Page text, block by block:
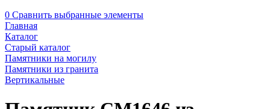
0 Сравнить выбранные элементы
Главная
Каталог
Старый каталог
Памятники на могилу
Памятники из гранита
Вертикальные